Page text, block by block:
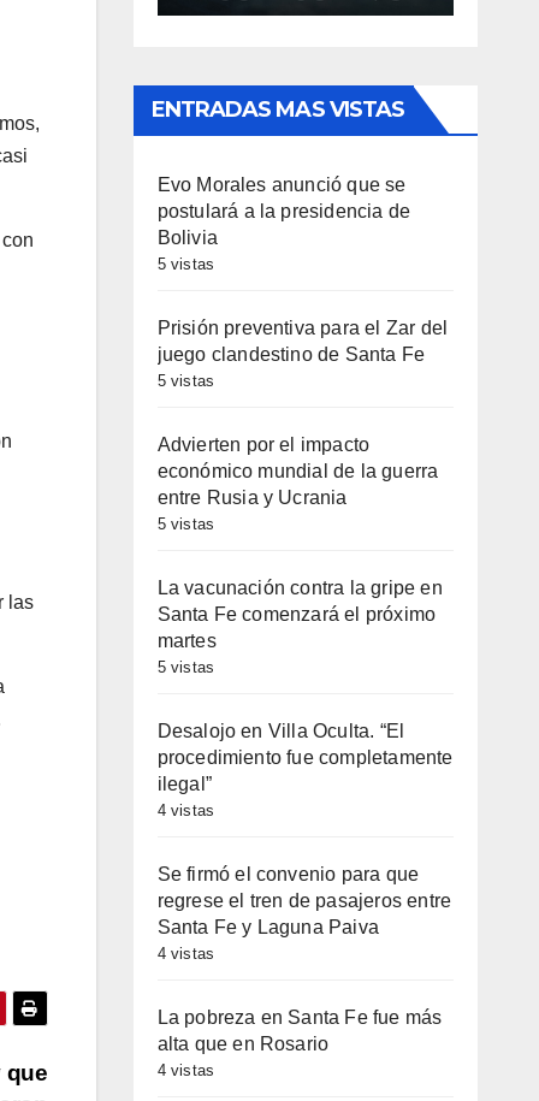
las
que
ENTRADAS MAS VISTAS
Evo Morales anunció que se
postulará a la presidencia de
Bolivia
5 vistas
Prisión preventiva para el Zar del
juego clandestino de Santa Fe
5 vistas
Advierten por el impacto
económico mundial de la guerra
entre Rusia y Ucrania
5 vistas
La vacunación contra la gripe en
Santa Fe comenzará el próximo
martes
5 vistas
Desalojo en Villa Oculta. “El
procedimiento fue completamente
ilegal”
4 vistas
Se firmó el convenio para que
regrese el tren de pasajeros entre
Santa Fe y Laguna Paiva
4 vistas
La pobreza en Santa Fe fue más
alta que en Rosario
4 vistas